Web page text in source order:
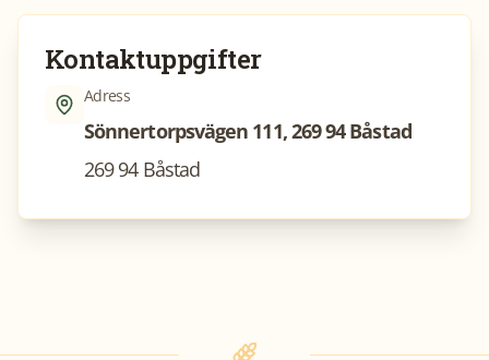
Kontaktuppgifter
Adress
Sönnertorpsvägen 111, 269 94 Båstad
269 94 Båstad